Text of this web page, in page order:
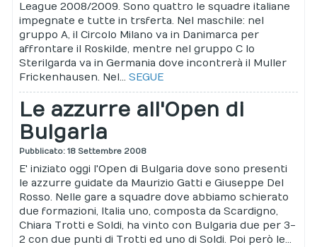
League 2008/2009. Sono quattro le squadre italiane
impegnate e tutte in trsferta. Nel maschile: nel
gruppo A, il Circolo Milano va in Danimarca per
affrontare il Roskilde, mentre nel gruppo C lo
Sterilgarda va in Germania dove incontrerà il Muller
Frickenhausen. Nel...SEGUE
Le azzurre all'Open di
Bulgaria
Pubblicato: 18 Settembre 2008
E' iniziato oggi l'Open di Bulgaria dove sono presenti
le azzurre guidate da Maurizio Gatti e Giuseppe Del
Rosso. Nelle gare a squadre dove abbiamo schierato
due formazioni, Italia uno, composta da Scardigno,
Chiara Trotti e Soldi, ha vinto con Bulgaria due per 3-
2 con due punti di Trotti ed uno di Soldi. Poi però le...